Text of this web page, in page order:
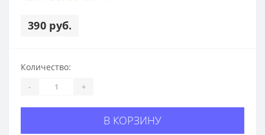
390 руб.
Количество:
- +
В КОРЗИНУ